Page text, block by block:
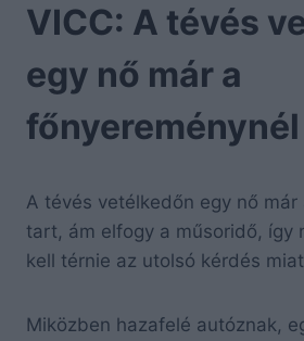
VICC: A tévés
egy nő már a
A tévés vetélkedőn egy nő már
tart, ám elfogy a műsoridő, így
kell térnie az utolsó kérdés
Miközben hazafelé autóznak,